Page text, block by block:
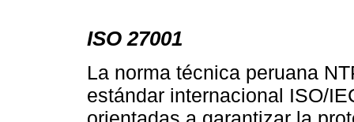
ISO 27001
La norma técnica peruana
estándar internacional ISO/